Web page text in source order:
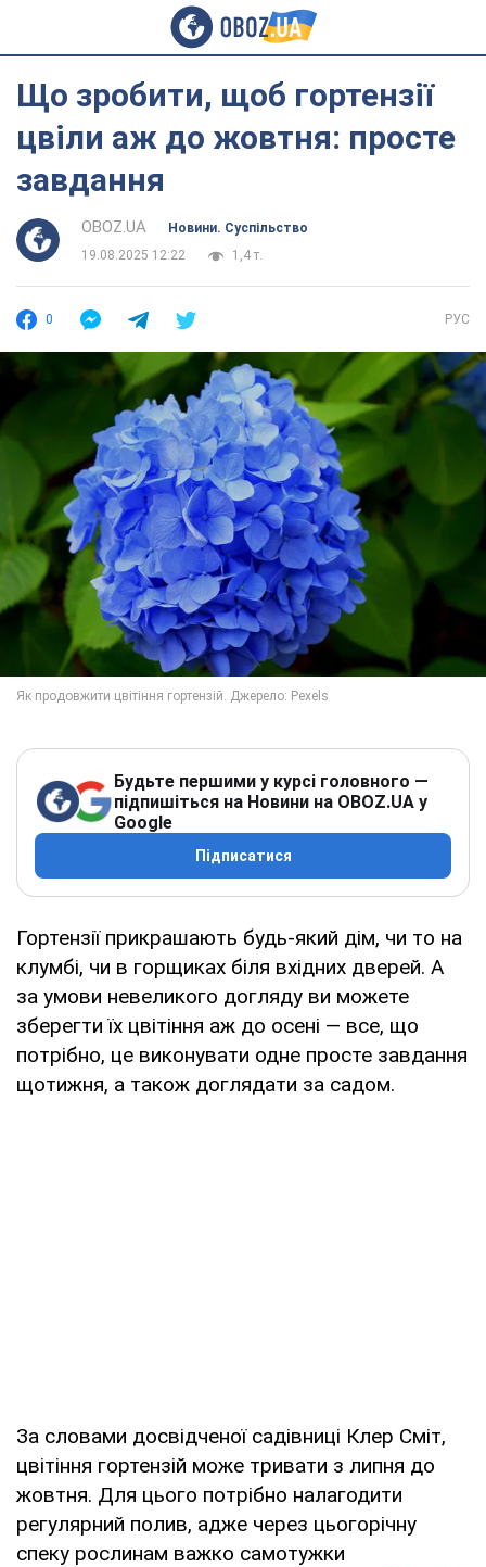
Що зробити, щоб гортензії
цвіли аж до жовтня: просте
завдання
OBOZ.UA
Новини. Суспільство
19.08.2025 12:22
1,4 т.
0 РУС
Будьте першими у курсі головного —
підпишіться на Новини на OBOZ.UA у
Google
Підписатися
Гортензії прикрашають будь-який дім, чи то на
клумбі, чи в горщиках біля вхідних дверей. А
за умови невеликого догляду ви можете
зберегти їх цвітіння аж до осені — все, що
потрібно, це виконувати одне просте завдання
щотижня, а також доглядати за садом.
За словами досвідченої садівниці Клер Сміт,
цвітіння гортензій може тривати з липня до
жовтня. Для цього потрібно налагодити
регулярний полив, адже через цьогорічну
спеку рослинам важко самотужки